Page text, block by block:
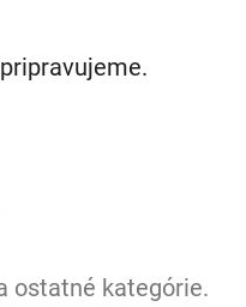
ostatné kategórie.